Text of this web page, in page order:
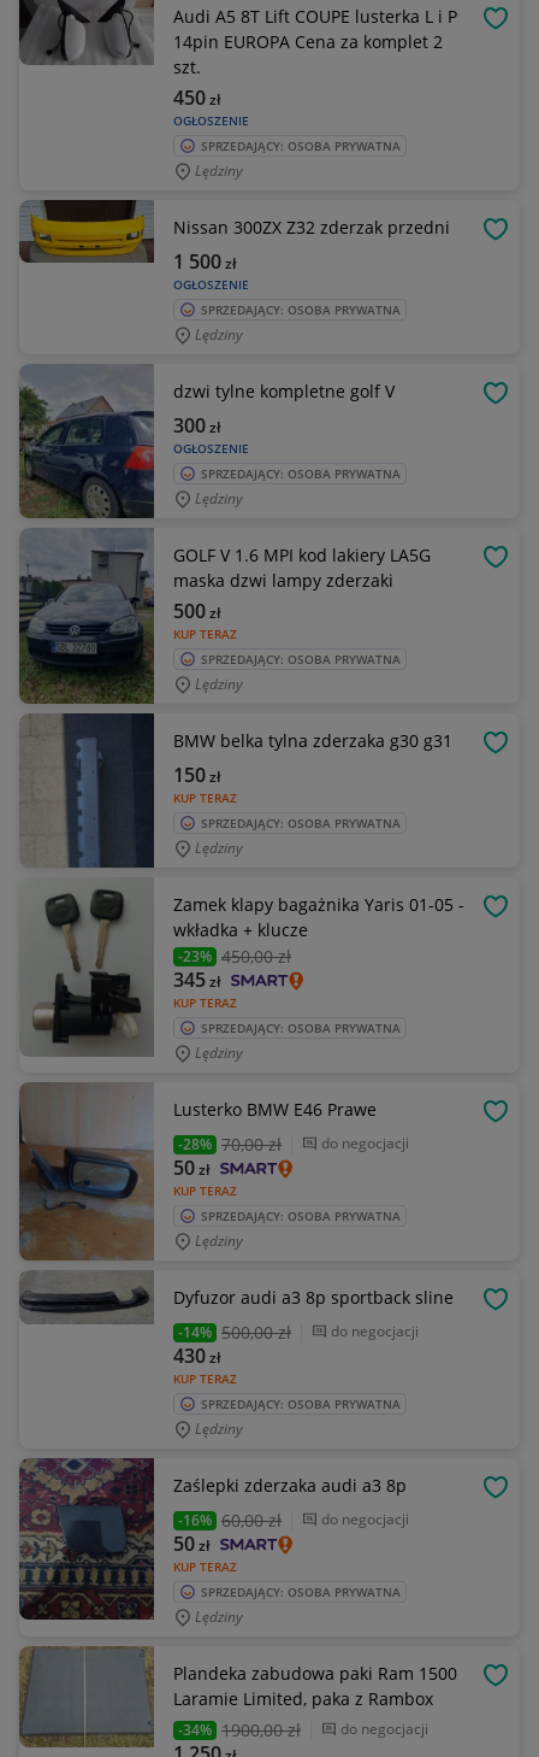
Audi A5 8T Lift COUPE lusterka L i P
14pin EUROPA Cena za komplet 2
szt.
OGŁOSZENIE
450zł
SPRZEDAJĄCY: OSOBA PRYWATNA
Lędziny
Nissan 300ZX Z32 zderzak przedni
OGŁOSZENIE
1 500zł
SPRZEDAJĄCY: OSOBA PRYWATNA
Lędziny
dzwi tylne kompletne golf V
OGŁOSZENIE
300zł
SPRZEDAJĄCY: OSOBA PRYWATNA
Lędziny
GOLF V 1.6 MPI kod lakiery LA5G
maska dzwi lampy zderzaki
KUP TERAZ
500zł
SPRZEDAJĄCY: OSOBA PRYWATNA
Lędziny
BMW belka tylna zderzaka g30 g31
KUP TERAZ
150zł
SPRZEDAJĄCY: OSOBA PRYWATNA
Lędziny
Zamek klapy bagażnika Yaris 01-05 -
wkładka + klucze
-23% 450,00 zł
KUP TERAZ
345zł
SPRZEDAJĄCY: OSOBA PRYWATNA
Lędziny
Lusterko BMW E46 Prawe
-28% 70,00 zł do negocjacji
KUP TERAZ
50zł
SPRZEDAJĄCY: OSOBA PRYWATNA
Lędziny
Dyfuzor audi a3 8p sportback sline
-14% 500,00 zł do negocjacji
KUP TERAZ
430zł
SPRZEDAJĄCY: OSOBA PRYWATNA
Lędziny
Zaślepki zderzaka audi a3 8p
-16% 60,00 zł do negocjacji
KUP TERAZ
50zł
SPRZEDAJĄCY: OSOBA PRYWATNA
Lędziny
Plandeka zabudowa paki Ram 1500
Laramie Limited, paka z Rambox
-34% 1900,00 zł do negocjacji